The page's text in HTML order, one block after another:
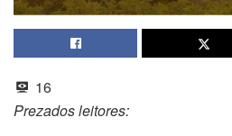
16
Prezados leitores: